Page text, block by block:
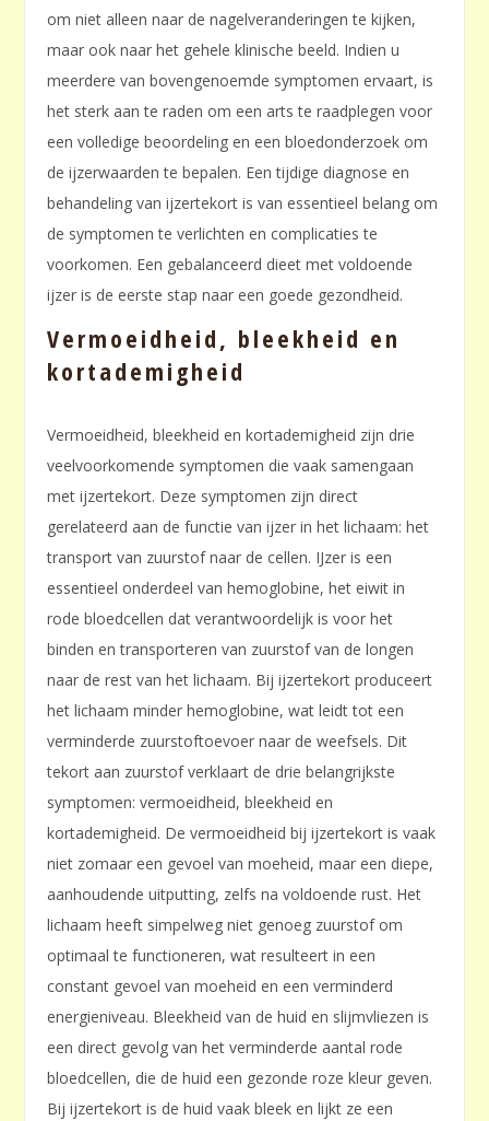
om niet alleen naar de nagelveranderingen te kijken,
maar ook naar het gehele klinische beeld. Indien u
meerdere van bovengenoemde symptomen ervaart, is
het sterk aan te raden om een arts te raadplegen voor
een volledige beoordeling en een bloedonderzoek om
de ijzerwaarden te bepalen. Een tijdige diagnose en
behandeling van ijzertekort is van essentieel belang om
de symptomen te verlichten en complicaties te
voorkomen. Een gebalanceerd dieet met voldoende
ijzer is de eerste stap naar een goede gezondheid.
Vermoeidheid, bleekheid en
kortademigheid
Vermoeidheid, bleekheid en kortademigheid zijn drie
veelvoorkomende symptomen die vaak samengaan
met ijzertekort. Deze symptomen zijn direct
gerelateerd aan de functie van ijzer in het lichaam: het
transport van zuurstof naar de cellen. IJzer is een
essentieel onderdeel van hemoglobine, het eiwit in
rode bloedcellen dat verantwoordelijk is voor het
binden en transporteren van zuurstof van de longen
naar de rest van het lichaam. Bij ijzertekort produceert
het lichaam minder hemoglobine, wat leidt tot een
verminderde zuurstoftoevoer naar de weefsels. Dit
tekort aan zuurstof verklaart de drie belangrijkste
symptomen: vermoeidheid, bleekheid en
kortademigheid. De vermoeidheid bij ijzertekort is vaak
niet zomaar een gevoel van moeheid, maar een diepe,
aanhoudende uitputting, zelfs na voldoende rust. Het
lichaam heeft simpelweg niet genoeg zuurstof om
optimaal te functioneren, wat resulteert in een
constant gevoel van moeheid en een verminderd
energieniveau. Bleekheid van de huid en slijmvliezen is
een direct gevolg van het verminderde aantal rode
bloedcellen, die de huid een gezonde roze kleur geven.
Bij ijzertekort is de huid vaak bleek en lijkt ze een